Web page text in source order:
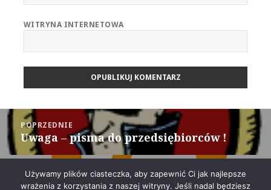
WITRYNA INTERNETOWA
Nawigacja
wpisu
POPRZEDNIE
Poprzedni
wpis:
Uwaga – pisma do przedsiębiorców !
DALEJ
Następny
To już półmetek – czas podsumowań
Używamy plików ciasteczka, aby zapewnić Ci jak najlepsze
wrażenia z korzystania z naszej witryny. Jeśli nadal będziesz